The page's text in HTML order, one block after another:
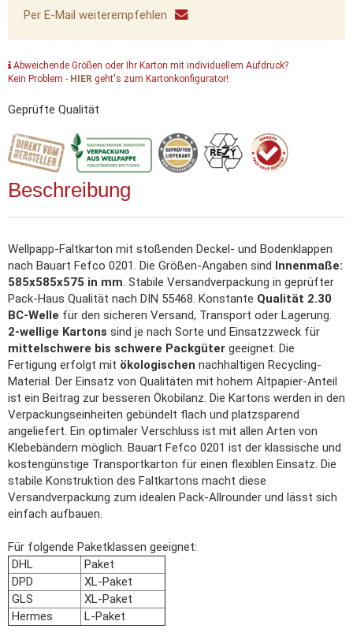
Per E-Mail weiterempfehlen
Abweichende Größen oder Ihr Karton mit individuellem Aufdruck?
Kein Problem - HIER geht's zum Kartonkonfigurator!
Geprüfte Qualität
Beschreibung
Wellpapp-Faltkarton mit stoßenden Deckel- und Bodenklappen
nach Bauart Fefco 0201. Die Größen-Angaben sind Innenmaße:
585x585x575 in mm. Stabile Versandverpackung in geprüfter
Pack-Haus Qualität nach DIN 55468. Konstante Qualität 2.30
BC-Welle für den sicheren Versand, Transport oder Lagerung.
2-wellige Kartons sind je nach Sorte und Einsatzzweck für
mittelschwere bis schwere Packgüter geeignet. Die
Fertigung erfolgt mit ökologischen nachhaltigen Recycling-
Material. Der Einsatz von Qualitäten mit hohem Altpapier-Anteil
ist ein Beitrag zur besseren Ökobilanz. Die Kartons werden in den
Verpackungseinheiten gebündelt flach und platzsparend
angeliefert. Ein optimaler Verschluss ist mit allen Arten von
Klebebändern möglich. Bauart Fefco 0201 ist der klassische und
kostengünstige Transportkarton für einen flexiblen Einsatz. Die
stabile Konstruktion des Faltkartons macht diese
Versandverpackung zum idealen Pack-Allrounder und lässt sich
einfach aufbauen.
Für folgende Paketklassen geeignet:
DHL
Paket
DPD
XL-Paket
GLS
XL-Paket
Hermes
L-Paket